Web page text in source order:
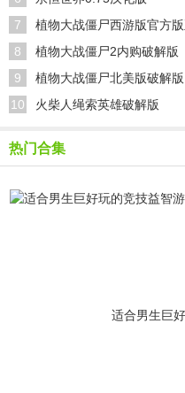
7 植物大战僵尸西游版官方
8 植物大战僵尸2内购破解版
9 植物大战僵尸北美版破解版
10 火柴人绳索英雄破解版
热门合集
适合男生巨